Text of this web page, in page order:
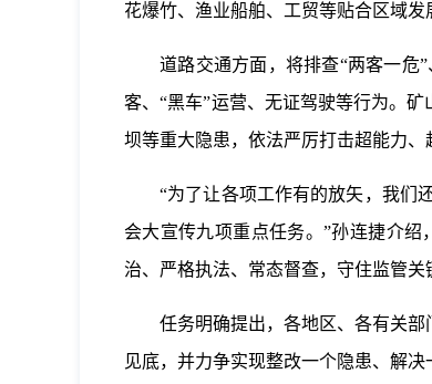
花爆竹、渔业船舶、工贸等贴合区域发
道路交通方面，将排查“两客一危
客、“黑车”运营、无证驾驶等行为。
坝等重大隐患，依法严厉打击超能力
“为了让各项工作有的放矢，我们
会大宣传九项重点任务。”孙连捷介
治、严格执法、常态督查，守住监管
任务明确提出，各地区、各有关
见底，并力争实现整改一个隐患、解